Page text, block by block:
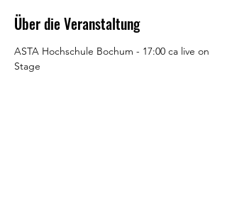
Über die Veranstaltung
ASTA Hochschule Bochum - 17:00 ca live on
Stage